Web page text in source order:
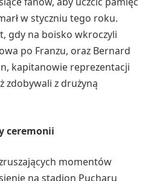
w styczniu tego roku.
gdy na boisko wkroczyli
po Franzu, oraz Bernard
kapitanowie reprezentacji
zdobywali z drużyną
ceremonii
momentów
na stadion Pucharu